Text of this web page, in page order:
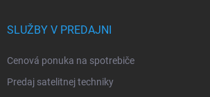
SLUŽBY V PREDAJNI
Cenová ponuka na spotrebiče
Predaj satelitnej techniky